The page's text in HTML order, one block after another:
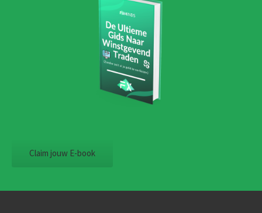
Claim jouw E-book